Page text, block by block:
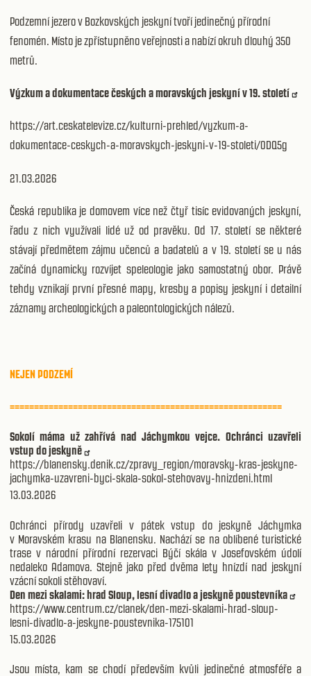
Podzemní jezero v Bozkovských jeskyní tvoří jedinečný přírodní
fenomén. Místo je zpřístupněno veřejnosti a nabízí okruh dlouhý 350
metrů.
Výzkum a dokumentace českých a moravských jeskyní v 19. století
https://art.ceskatelevize.cz/kulturni-prehled/vyzkum-a-
dokumentace-ceskych-a-moravskych-jeskyni-v-19-stoleti/0DQ5g
21.03.2026
Česká republika je domovem více než čtyř tisíc evidovaných jeskyní,
řadu z nich využívali lidé už od pravěku. Od 17. století se některé
stávají předmětem zájmu učenců a badatelů a v 19. století se u nás
začíná dynamicky rozvíjet speleologie jako samostatný obor. Právě
tehdy vznikají první přesné mapy, kresby a popisy jeskyní i detailní
záznamy archeologických a paleontologických nálezů.
NEJEN PODZEMÍ
========================================================
Sokolí máma už zahřívá nad Jáchymkou vejce. Ochránci uzavřeli
vstup do jeskyně
https://blanensky.denik.cz/zpravy_region/moravsky-kras-jeskyne-
jachymka-uzavreni-byci-skala-sokol-stehovavy-hnizdeni.html
13.03.2026
Ochránci přírody uzavřeli v pátek vstup do jeskyně Jáchymka
v Moravském krasu na Blanensku. Nachází se na oblíbené turistické
trase v národní přírodní rezervaci Býčí skála v Josefovském údolí
nedaleko Adamova. Stejně jako před dvěma lety hnízdí nad jeskyní
vzácní sokoli stěhovaví.
Den mezi skalami: hrad Sloup, lesní divadlo a jeskyně poustevníka
https://www.centrum.cz/clanek/den-mezi-skalami-hrad-sloup-
lesni-divadlo-a-jeskyne-poustevnika-175101
15.03.2026
Jsou místa, kam se chodí především kvůli jedinečné atmosféře a